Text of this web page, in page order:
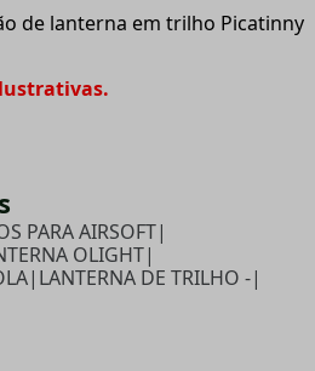
de lanterna em trilho Picatinny
PARA AIRSOFT|
OLIGHT|
| LANTERNA DE TRILHO -|